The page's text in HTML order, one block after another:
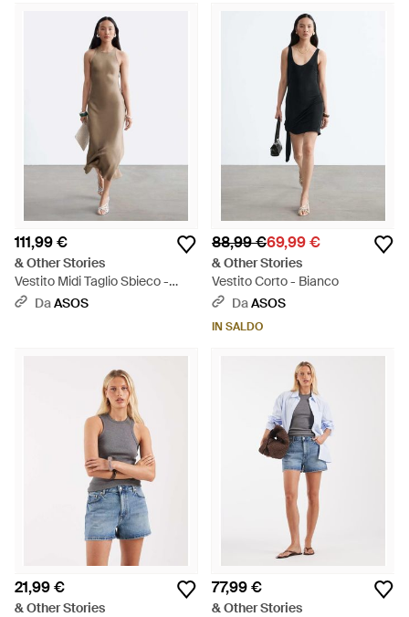
111,99 €
& Other Stories
Vestito Midi Taglio Sbieco -
Neutro
DaASOS
88,99 €69,99 €
& Other Stories
Vestito Corto - Bianco
DaASOS
IN SALDO
21,99 €
& Other Stories
77,99 €
& Other Stories